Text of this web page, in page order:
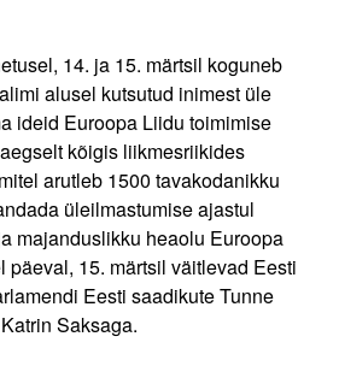
14. ja 15. märtsil koguneb
alusel kutsutud inimest üle
ideid Euroopa Liidu toimimise
kõigis liikmesriikides
arutleb 1500 tavakodanikku
üleilmastumise ajastul
majanduslikku heaolu Euroopa
päeval, 15. märtsil väitlevad Eesti
Eesti saadikute Tunne
Saksaga.